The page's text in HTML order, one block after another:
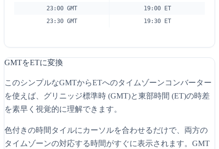
23:00 GMT
19:00 ET
23:30 GMT
19:30 ET
GMTをETに変換
このシンプルなGMTからETへのタイムゾーンコンバーター
を使えば、グリニッジ標準時 (GMT)と東部時間 (ET)の時差
を素早く視覚的に理解できます。
色付きの時間タイルにカーソルを合わせるだけで、両方の
タイムゾーンの対応する時間がすぐに表示されます。GMT